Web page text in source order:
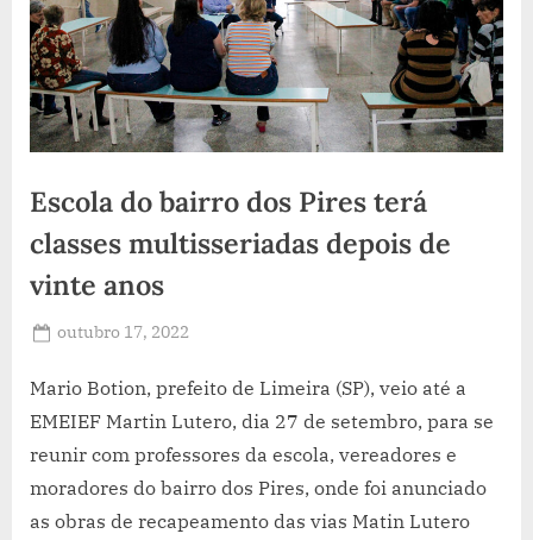
Escola do bairro dos Pires terá
classes multisseriadas depois de
vinte anos
Posted
outubro 17, 2022
Pires
Rural
Mario Botion, prefeito de Limeira (SP), veio até a
EMEIEF Martin Lutero, dia 27 de setembro, para se
reunir com professores da escola, vereadores e
moradores do bairro dos Pires, onde foi anunciado
as obras de recapeamento das vias Matin Lutero